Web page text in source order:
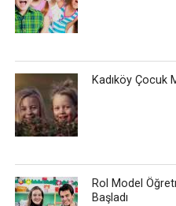
Kadıköy Çocuk
Rol Model
Başladı